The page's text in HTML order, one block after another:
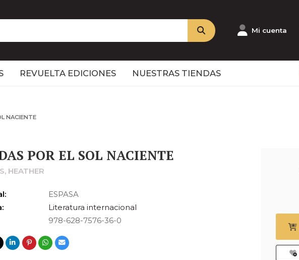
Mi cuenta
REVUELTA EDICIONES NUESTRAS TIENDAS
NACIENTE
POR EL SOL NACIENTE
HEATHER
ESPASA
Literatura internacional
978-628-7576-36-0